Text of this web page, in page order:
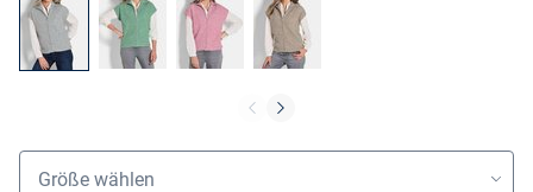
Größenauswahl
Größe wählen